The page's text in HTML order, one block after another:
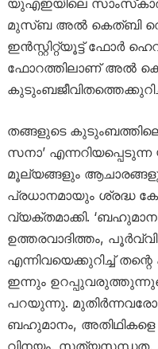
യുഎഇയിലെ
മുസ്ബ അൽ കെത്ബി
ഇൻസ്റ്റിറ്റ്യൂട്ട് ഫോർ
ഫോറത്തിലാണ് അൽ
തങ്ങളുടെ
സനാ’
മൂല്യങ്ങളും
പ്രധാനമായും ശ്രദ്ധ
വ്യക്തമാക്കി.
ഉത്തരവാദിത്തം,
എന്നിവയെക്കുറിച്ച് തന്റെ
ഇന്നും
പറയുന്നു.
ബഹുമാനം, അതിഥികളെ
വിനയം,